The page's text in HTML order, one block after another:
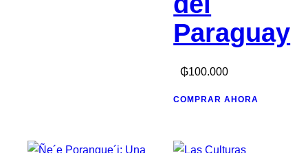
Paraguay
₲100.000
COMPRAR AHORA